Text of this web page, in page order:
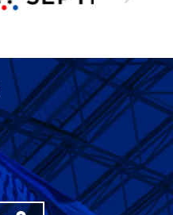
J1リーグ 京都サンガ
アビスパ福岡
0
0
0
1
-1